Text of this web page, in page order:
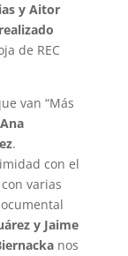
y Aitor
de REC
van “Más
.
con el
varias
y Jaime
nos